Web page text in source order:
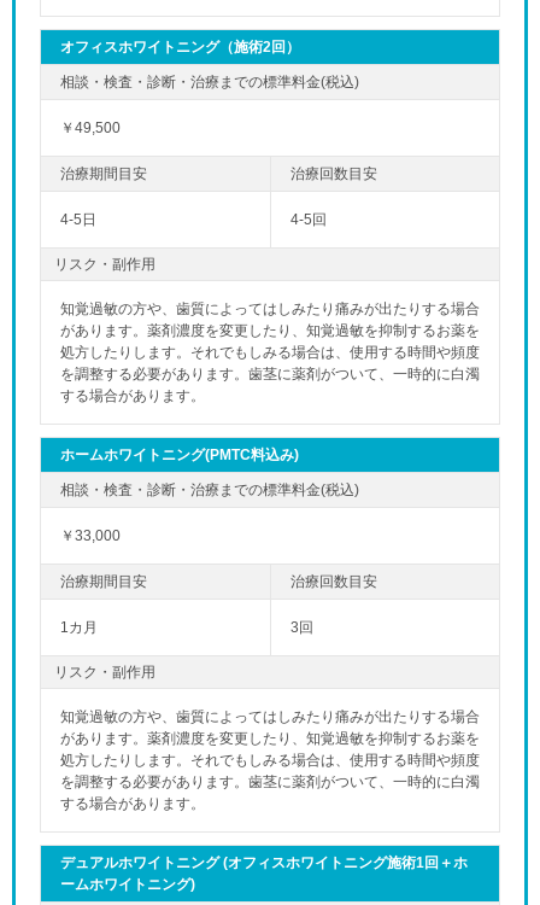
オフィスホワイトニング（施術2回）
￥49,500
4-5日 4-5回
リスク・副作用
知覚過敏の方や、歯質によってはしみたり痛みが出たりする場合
があります。薬剤濃度を変更したり、知覚過敏を抑制するお薬を
処方したりします。それでもしみる場合は、使用する時間や頻度
を調整する必要があります。歯茎に薬剤がついて、一時的に白濁
する場合があります。
ホームホワイトニング(PMTC料込み)
￥33,000
1カ月 3回
リスク・副作用
知覚過敏の方や、歯質によってはしみたり痛みが出たりする場合
があります。薬剤濃度を変更したり、知覚過敏を抑制するお薬を
処方したりします。それでもしみる場合は、使用する時間や頻度
を調整する必要があります。歯茎に薬剤がついて、一時的に白濁
する場合があります。
デュアルホワイトニング (オフィスホワイトニング施術1回＋ホ
ームホワイトニング)